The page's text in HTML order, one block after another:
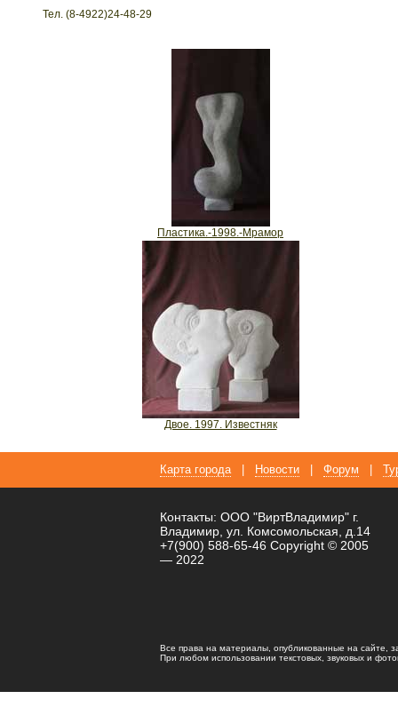
Тел. (8-4922)24-48-29
Пластика.-1998.-Мрамор
Двое. 1997. Известняк
Карта города Новости Форум
Контакты: ООО "ВиртВладимир" г.
Владимир, ул. Комсомольская, д.14
+7(900) 588-65-46 Copyright © 2005
— 2022
Все права на материалы, опубликованные на сайте,
При любом использовании текстовых, звуковых и